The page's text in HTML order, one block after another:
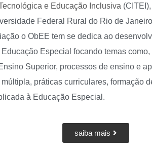
e Educação Inclusiva
Federal Rural do Rio de
o ObEE tem se dedica ao
Especial focando temas
Superior, processos de ensino e
práticas curriculares, formação
à Educação Especial.
saiba mais